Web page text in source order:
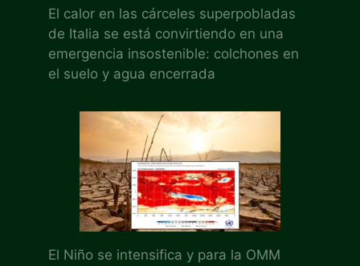
El calor en las cárceles superpobladas
de Italia se está convirtiendo en una
emergencia insostenible: colchones en
el suelo y agua encerrada
El Niño se intensifica y para la OMM